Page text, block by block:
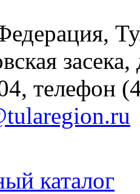
телефон
каталог